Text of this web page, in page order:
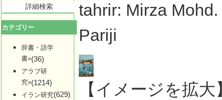
詳細検索
カテゴリー
辞書・語学
書»(36)
アラブ研
究»(1214)
イラン研究(629)
tahrir: Mirza
Pariji
【イメージを拡大